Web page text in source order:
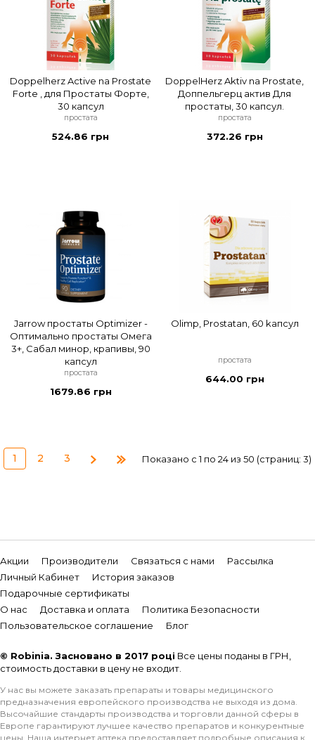
Doppelherz Active na Prostate
Forte , для Простаты Форте,
30 капсул
простата
524.86 грн
DoppelHerz Aktiv na Prostate,
Доппельгерц актив Для
простаты, 30 капсул.
простата
372.26 грн
Jarrow простаты Optimizer -
Оптимально простаты Омега
3+, Сабал минор, крапивы, 90
капсул
простата
1679.86 грн
Olimp, Prostatan, 60 kапсул
простата
644.00 грн
1 2 3 Показано с 1 по 24 из 50 (страниц: 3)
Акции Производители Связаться с нами
Рассылка
Личный Кабинет
История заказов
Подарочные сертификаты
О нас
Доставка и оплата
Политика Безопасности
Пользовательское соглашение
Блог
© Robinia. Засновано в 2017 році Все цены поданы в ГРН,
стоимость доставки в цену не входит.
У нас вы можете заказать препараты и товары медицинского
предназначения европейского производства не выходя из дома.
Высочайшие стандарты производства и торговли данной сферы в
Европе гарантируют лучшее качество препаратов и конкурентные
цены. Наша интернет аптека предоставляет подробные описания к